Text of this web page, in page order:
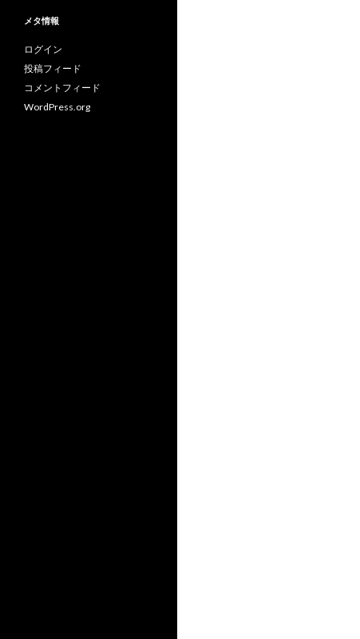
メタ情報
ログイン
投稿フィード
コメントフィード
WordPress.org